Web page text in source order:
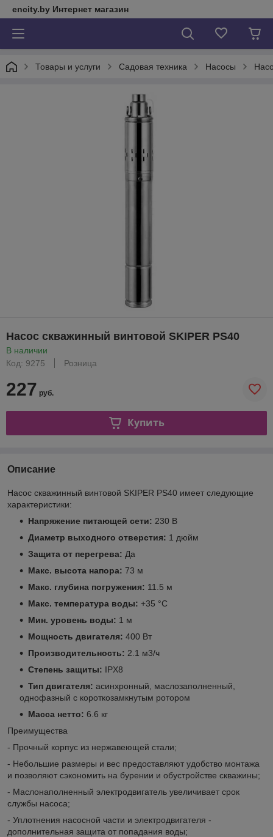
encity.by Интернет магазин
Товары и услуги Садовая техника Насосы
Насос скважинный винтовой SKIPER PS40
В наличии
Код: 9275
Розница
227 руб.
Купить
Описание
Насос скважинный винтовой SKIPER PS40 имеет следующие
характеристики:
Напряжение питающей сети: 230 В
Диаметр выходного отверстия: 1 дюйм
Защита от перегрева: Да
Макс. высота напора: 73 м
Макс. глубина погружения: 11.5 м
Макс. температура воды: +35 °С
Мин. уровень воды: 1 м
Мощность двигателя: 400 Вт
Производительность: 2.1 м3/ч
Степень защиты: IPX8
Тип двигателя: асинхронный, маслозаполненный,
однофазный с короткозамкнутым ротором
Масса нетто: 6.6 кг
Преимущества
- Прочный корпус из нержавеющей стали;
- Небольшие размеры и вес предоставляют удобство монтажа
и позволяют сэкономить на бурении и обустройстве скважины;
- Маслонаполненный электродвигатель увеличивает срок
службы насоса;
- Уплотнения насосной части и электродвигателя -
дополнительная защита от попадания воды;